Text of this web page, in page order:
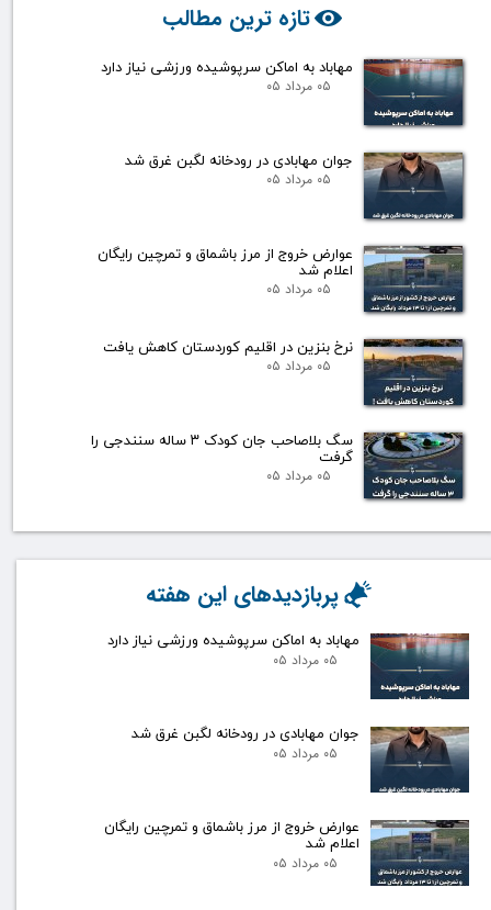
تازه ترین مطالب
مهاباد به اماکن سرپوشیده ورزشی نیاز دارد
۰۵ مرداد ۰۵
جوان مهابادی در رودخانه لگبن غرق شد
۰۵ مرداد ۰۵
عوارض خروج از مرز باشماق و تمرچین رایگان
اعلام شد
۰۵ مرداد ۰۵
نرخ بنزین در اقلیم کوردستان کاهش یافت
۰۵ مرداد ۰۵
سگ بلاصاحب جان کودک ۳ ساله سنندجی را
گرفت
۰۵ مرداد ۰۵
مهاباد به اماکن سرپوشیده ورزشی نیاز دارد
۰۵ مرداد ۰۵
جوان مهابادی در رودخانه لگبن غرق شد
۰۵ مرداد ۰۵
عوارض خروج از مرز باشماق و تمرچین رایگان
اعلام شد
۰۵ مرداد ۰۵
پربازدیدهای این هفته